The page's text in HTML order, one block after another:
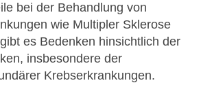
bei der Behandlung von
wie Multipler Sklerose
es Bedenken hinsichtlich der
insbesondere der
Krebserkrankungen.